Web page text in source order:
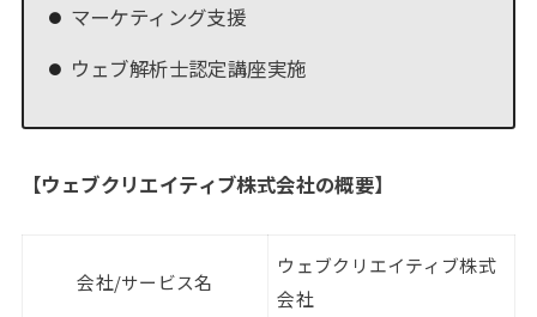
マーケティング支援
ウェブ解析士認定講座実施
【ウェブクリエイティブ株式会社の概要】
会社/サービス名
ウェブクリエイティブ株式
会社